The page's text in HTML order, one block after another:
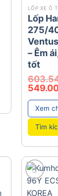
LỐP XE Ô
Lốp
275/
– Êm
tốt
Giá
gốc
là:
603.549
Xem
Tìm
add